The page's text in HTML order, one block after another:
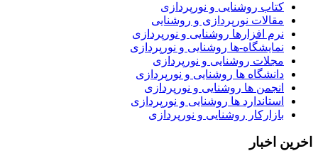
کتاب روشنایی و نورپردازی
مقالات نورپردازی و روشنایی
نرم افزارها روشنایی و نورپردازی
نمایشگاه-ها روشنایی و نورپردازی
مجلات روشنایی و نورپردازی
دانشگاه ها روشنایی و نورپردازی
انجمن ها روشنایی و نورپردازی
استاندارد ها روشنایی و نورپردازی
بازارکار روشنایی و نورپردازی
اخبار